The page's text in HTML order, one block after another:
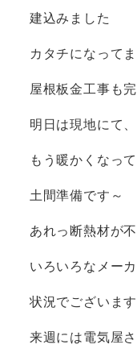
建込みました
カタチになって
屋根板金工事も
明日は現地にて
もう暖かくなっ
土間準備です～
あれっ断熱材が
いろいろなメー
状況でございます
来週には電気屋